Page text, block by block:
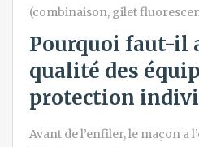
(combinaison, gilet
Pourquoi faut-il
qualité des
protection
Avant de l’enfiler, le maçon a